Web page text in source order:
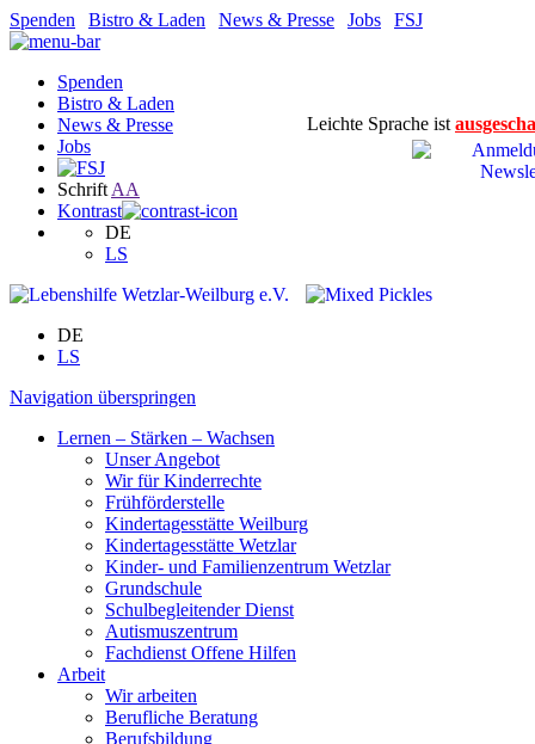
Spenden Bistro & Laden News & Presse Jobs FSJ
Spenden
Bistro & Laden
News & Presse
Jobs
Schrift AA
Kontrast
DE
LS
Leichte Sprache ist
DE
LS
Navigation überspringen
Lernen – Stärken – Wachsen
Unser Angebot
Wir für Kinderrechte
Frühförderstelle
Kindertagesstätte Weilburg
Kindertagesstätte Wetzlar
Kinder- und Familienzentrum Wetzlar
Grundschule
Schulbegleitender Dienst
Autismuszentrum
Fachdienst Offene Hilfen
Arbeit
Wir arbeiten
Berufliche Beratung
Berufsbildung